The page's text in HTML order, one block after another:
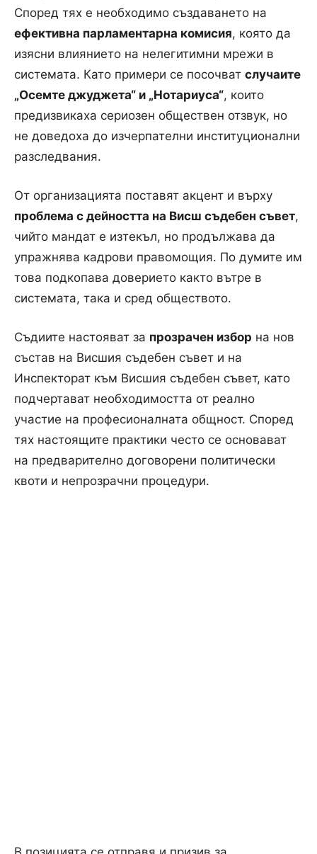
Според тях е необходимо създаването на
ефективна парламентарна комисия, която да
изясни влиянието на нелегитимни мрежи в
системата. Като примери се посочват случаите
„Осемте джуджета“ и „Нотариуса“, които
предизвикаха сериозен обществен отзвук, но
не доведоха до изчерпателни институционални
разследвания.
От организацията поставят акцент и върху
проблема с дейността на Висш съдебен съвет,
чийто мандат е изтекъл, но продължава да
упражнява кадрови правомощия. По думите им
това подкопава доверието както вътре в
системата, така и сред обществото.
Съдиите настояват за прозрачен избор на нов
състав на Висшия съдебен съвет и на
Инспекторат към Висшия съдебен съвет, като
подчертават необходимостта от реално
участие на професионалната общност. Според
тях настоящите практики често се основават
на предварително договорени политически
квоти и непрозрачни процедури.